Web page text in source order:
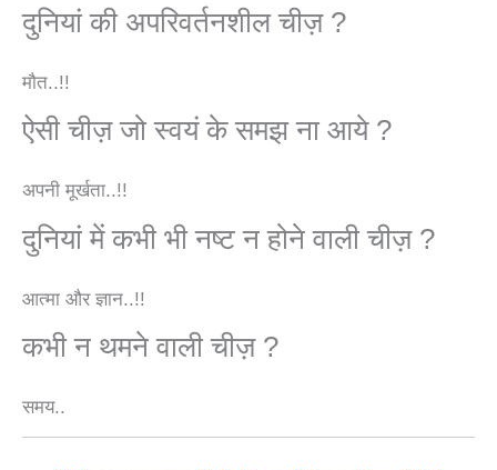
दुनियां की अपरिवर्तनशील चीज़ ?
मौत..!!
ऐसी चीज़ जो स्वयं के समझ ना आये ?
अपनी मूर्खता..!!
दुनियां में कभी भी नष्ट न होने वाली चीज़ ?
आत्मा और ज्ञान..!!
कभी न थमने वाली चीज़ ?
समय..